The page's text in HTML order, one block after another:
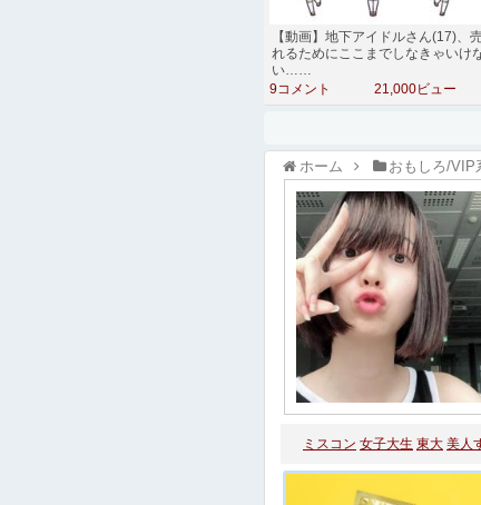
【動画】地下アイドルさん(17)、
れるためにここまでしなきゃいけ
い……
9コメント
21,000ビュー
ホーム おもしろ/VIP
ミスコン 女子大生 東大 美人